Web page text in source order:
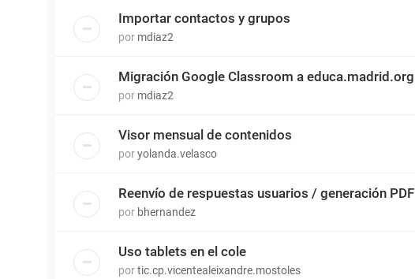
Importar contactos y grupos
por mdiaz2
Migración Google Classroom a educa.madrid.org
por mdiaz2
Visor mensual de contenidos
poryolanda.velasco
Reenvío de respuestas usuarios / generación PDF
por bhernandez
Uso tablets en el cole
portic.cp.vicentealeixandre.mostoles